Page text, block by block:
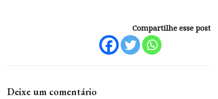
Compartilhe esse post
Deixe um comentário